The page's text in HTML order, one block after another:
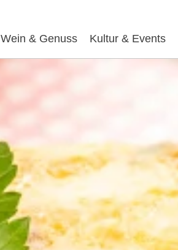
Wein & Genuss Kultur & Events